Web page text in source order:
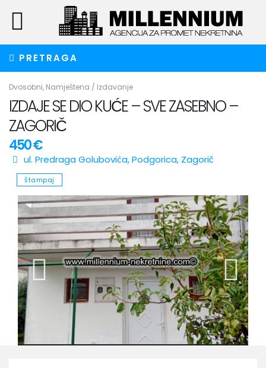
PRETRAGA
Dvosobni, Namještena / Izdavanje
IZDAJE SE DIO KUĆE – SVE ZASEBNO –
ZAGORIČ
450 €
ul. Predraga Golubovića,Podgorica, Zagorič
štampaj